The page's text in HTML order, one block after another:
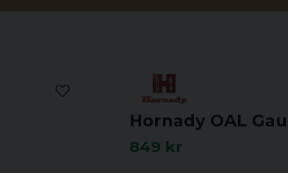
Hornady OAL
849 kr